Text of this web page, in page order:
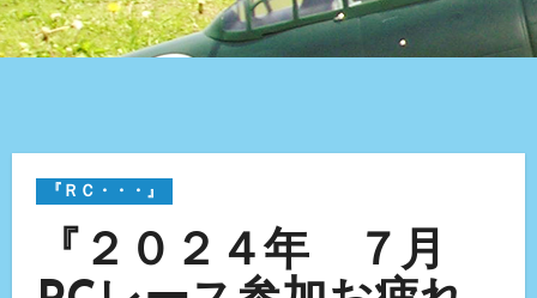
『ＲＣ・・・』
『２０２４年 ７月